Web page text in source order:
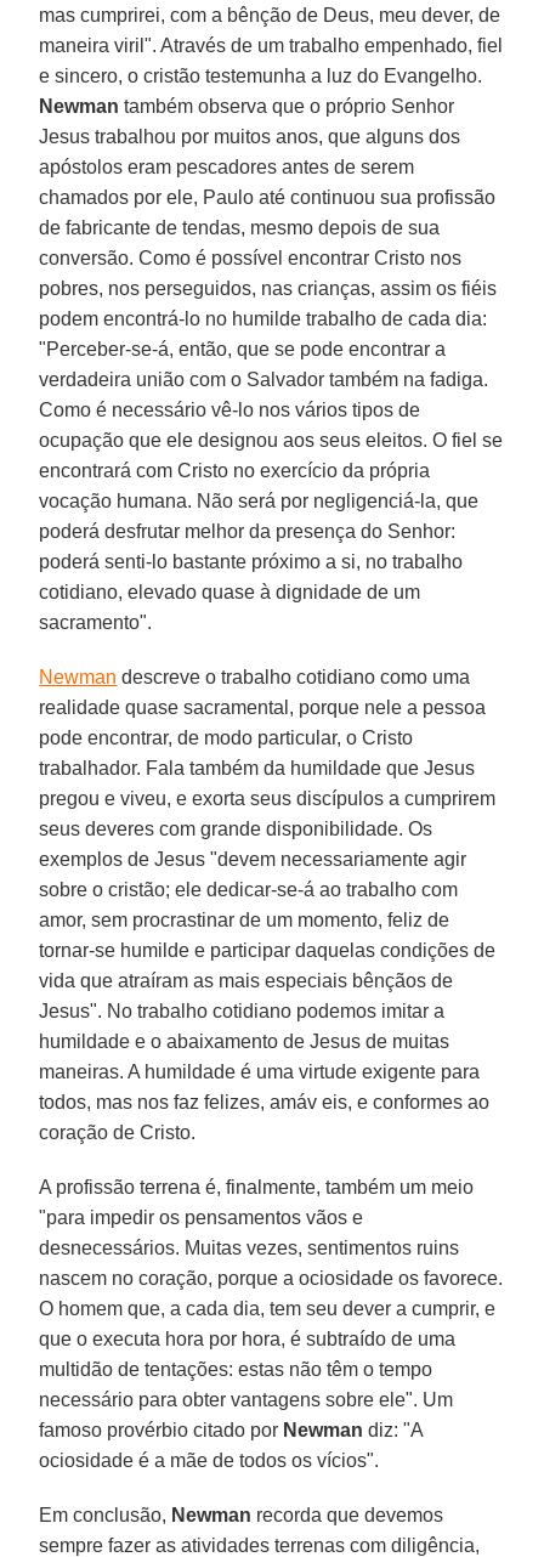
mas cumprirei, com a bênção de Deus, meu dever, de
maneira viril". Através de um trabalho empenhado, fiel
e sincero, o cristão testemunha a luz do Evangelho.
Newman também observa que o próprio Senhor
Jesus trabalhou por muitos anos, que alguns dos
apóstolos eram pescadores antes de serem
chamados por ele, Paulo até continuou sua profissão
de fabricante de tendas, mesmo depois de sua
conversão. Como é possível encontrar Cristo nos
pobres, nos perseguidos, nas crianças, assim os fiéis
podem encontrá-lo no humilde trabalho de cada dia:
"Perceber-se-á, então, que se pode encontrar a
verdadeira união com o Salvador também na fadiga.
Como é necessário vê-lo nos vários tipos de
ocupação que ele designou aos seus eleitos. O fiel se
encontrará com Cristo no exercício da própria
vocação humana. Não será por negligenciá-la, que
poderá desfrutar melhor da presença do Senhor:
poderá senti-lo bastante próximo a si, no trabalho
cotidiano, elevado quase à dignidade de um
sacramento".
Newman descreve o trabalho cotidiano como uma
realidade quase sacramental, porque nele a pessoa
pode encontrar, de modo particular, o Cristo
trabalhador. Fala também da humildade que Jesus
pregou e viveu, e exorta seus discípulos a cumprirem
seus deveres com grande disponibilidade. Os
exemplos de Jesus "devem necessariamente agir
sobre o cristão; ele dedicar-se-á ao trabalho com
amor, sem procrastinar de um momento, feliz de
tornar-se humilde e participar daquelas condições de
vida que atraíram as mais especiais bênçãos de
Jesus". No trabalho cotidiano podemos imitar a
humildade e o abaixamento de Jesus de muitas
maneiras. A humildade é uma virtude exigente para
todos, mas nos faz felizes, amáv eis, e conformes ao
coração de Cristo.
A profissão terrena é, finalmente, também um meio
"para impedir os pensamentos vãos e
desnecessários. Muitas vezes, sentimentos ruins
nascem no coração, porque a ociosidade os favorece.
O homem que, a cada dia, tem seu dever a cumprir, e
que o executa hora por hora, é subtraído de uma
multidão de tentações: estas não têm o tempo
necessário para obter vantagens sobre ele". Um
famoso provérbio citado por Newman diz: "A
ociosidade é a mãe de todos os vícios".
Em conclusão, Newman recorda que devemos
sempre fazer as atividades terrenas com diligência,